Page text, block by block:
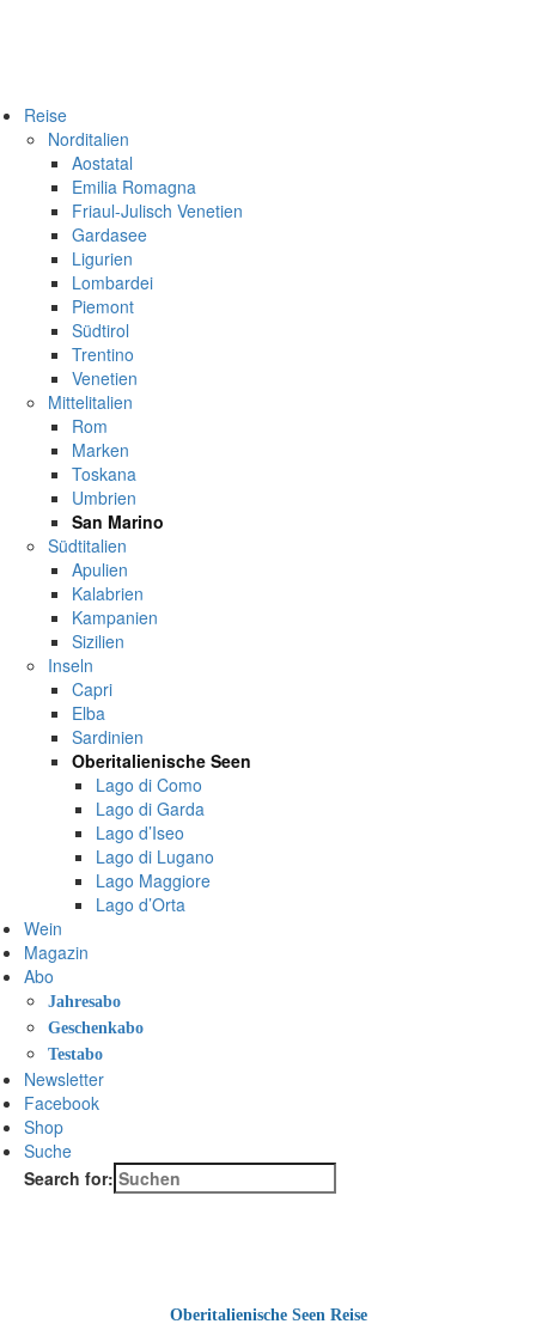
Reise
Norditalien
Aostatal
Emilia Romagna
Friaul-Julisch Venetien
Gardasee
Ligurien
Lombardei
Piemont
Südtirol
Trentino
Venetien
Mittelitalien
Rom
Marken
Toskana
Umbrien
San Marino
Südtitalien
Apulien
Kalabrien
Kampanien
Sizilien
Inseln
Capri
Elba
Sardinien
Oberitalienische Seen
Lago di Como
Lago di Garda
Lago d’Iseo
Lago di Lugano
Lago Maggiore
Lago d’Orta
Wein
Magazin
Abo
Jahresabo
Geschenkabo
Testabo
Newsletter
Facebook
Shop
Suche
Search for:
Oberitalienische Seen Reise